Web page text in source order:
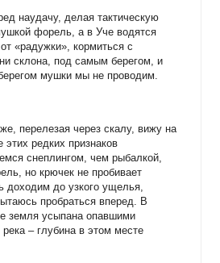
наудачу, делая тактическую
форель, а в Уче водятся
«радужки», кормиться с
склона, под самым берегом, и
мушки мы не проводим.
перелезая через скалу, вижу на
редких признаков
снеплингом, чем рыбалкой,
но крючек не пробивает
до узкого ущелья,
пробраться вперед. В
земля усыпана опавшими
– глубина в этом месте